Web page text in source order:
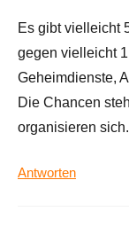
Es gibt vielleicht
gegen vielleicht
Geheimdienste,
Die Chancen
organisieren sich.
Antworten